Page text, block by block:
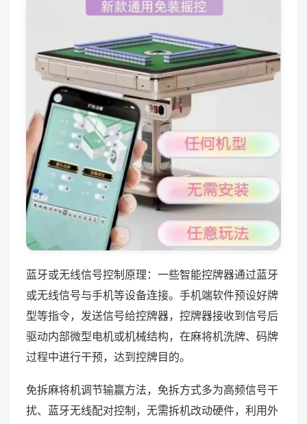
蓝牙或无线信号控制原理：一些智能控牌器通过蓝牙
或无线信号与手机等设备连接。手机端软件预设好牌
型等指令，发送信号给控牌器，控牌器接收到信号后
驱动内部微型电机或机械结构，在麻将机洗牌、码牌
过程中进行干预，达到控牌目的。
免拆麻将机调节输赢方法，免拆方式多为高频信号干
扰、蓝牙无线配对控制，无需拆机改动硬件，利用外